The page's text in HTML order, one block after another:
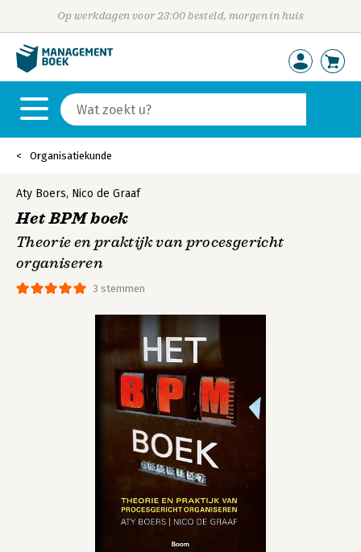
Op werkdagen voor 23:00 besteld, morgen in huis
Organisatiekunde
3 stemmen
Aty Boers, Nico de Graaf
Het BPM boek
Theorie en praktijk van procesgericht
organiseren